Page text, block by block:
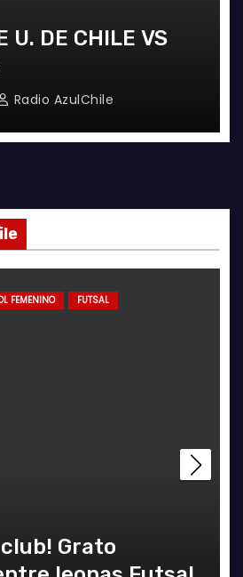
U. DE CHILE VS
Radio AzulChile
FEMENINO FUTSAL
Grato